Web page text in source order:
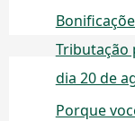
Tributação
dia 20 de
Porque